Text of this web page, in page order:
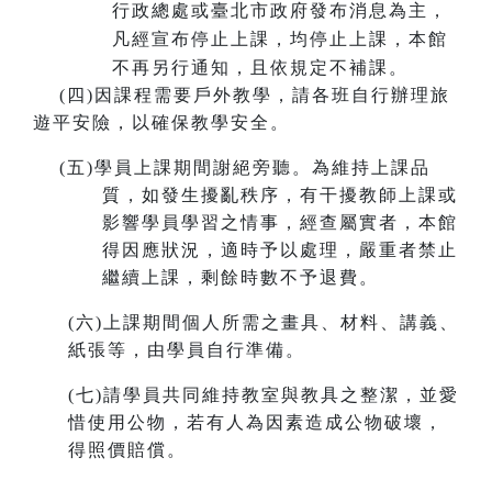
行政總處或臺北市政府發布消息為主，
凡經宣布停止上課，均停止上課，本館
不再另行通知，且依規定不補課。
( 四)因課程需要戶外教學，請各班自行辦理旅
遊平安險，以確保教學安全。
(五)學員上課期間謝絕旁聽。為維持上課品
質，如發生擾亂秩序，有干擾教師上課或
影響學員學習之情事，經查屬實者，本館
得因應狀況，適時予以處理，嚴重者禁止
繼續上課，剩餘時數不予退費。
(六)上課期間個人所需之畫具、材料、講義、
紙張等，由學員自行準備。
(七)請學員共同維持教室與教具之整潔，並愛
惜使用公物，若有人為因素造成公物破壞，
得照價賠償。